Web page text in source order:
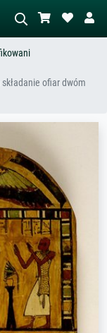
obrazów AI
ofiar dwóm